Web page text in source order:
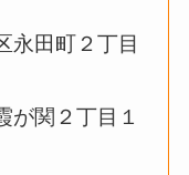
永田町２丁目
が関２丁目１